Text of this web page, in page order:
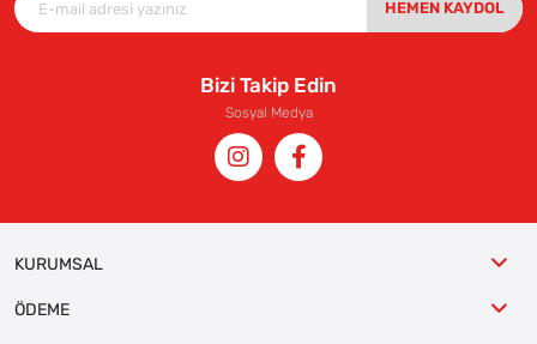
HEMEN KAYDOL
Bizi Takip Edin
Sosyal Medya
KURUMSAL
ÖDEME